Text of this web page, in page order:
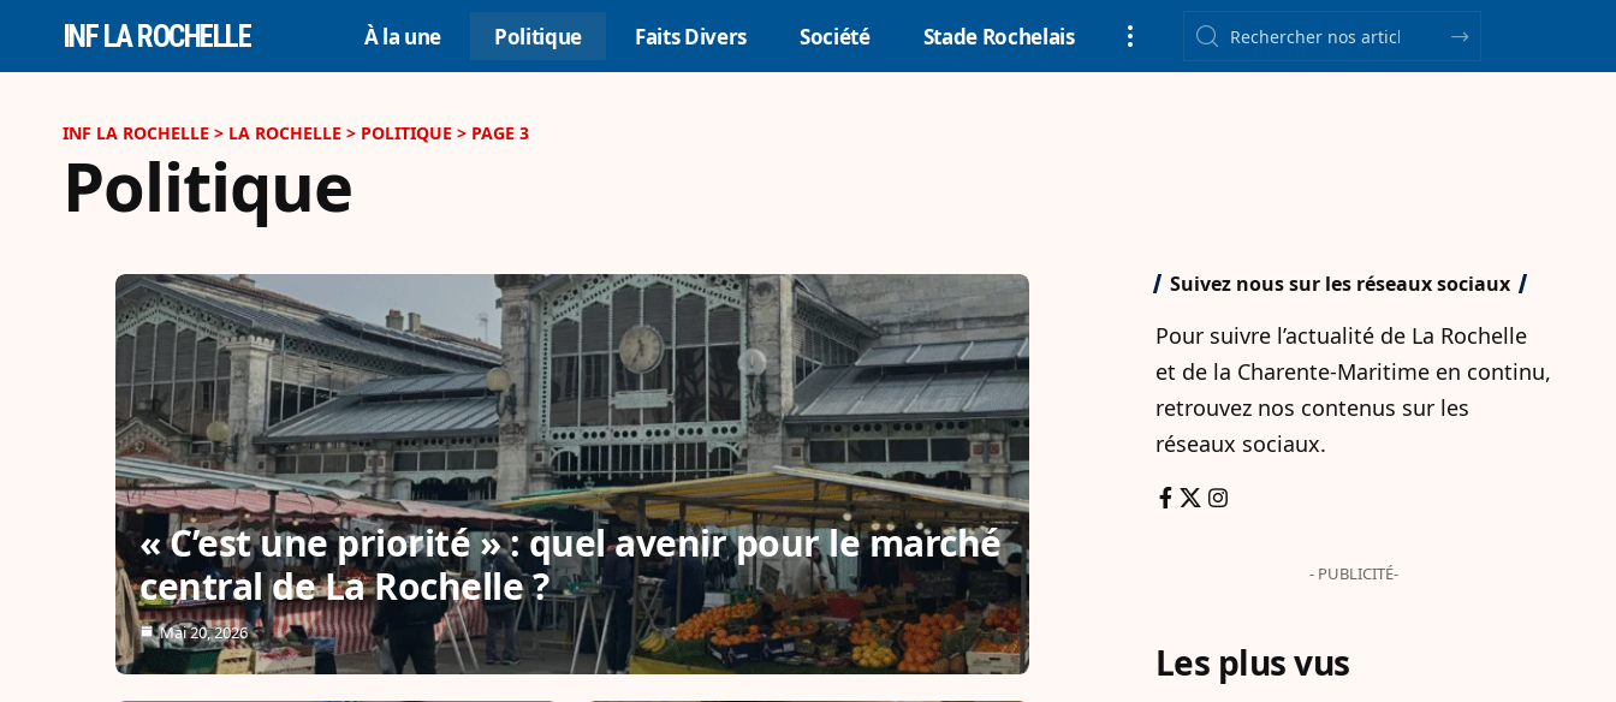
INF LA ROCHELLE À la une Politique Faits Divers Société Stade Rochelais
Politique
INF LA ROCHELLE > LA ROCHELLE > POLITIQUE > PAGE 3
« C’est une priorité » : quel avenir pour le marché
central de La Rochelle ?
Mai 20, 2026
Suivez nous sur les réseaux sociaux
Pour suivre l’actualité de La Rochelle
et de la Charente-Maritime en continu,
retrouvez nos contenus sur les
réseaux sociaux.
- PUBLICITÉ-
Les plus vus